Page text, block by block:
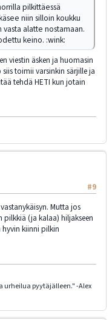
pilkittäessä
niin silloin koukku
alatte nostamaan.
keino. :wink:
viestin äsken ja huomasin
toimii varsinkin särjille ja
tehdä HETI kun jotain
#9
Mutta jos
(ja kalaa) hiljakseen
kiinni pilkin
urheilua pyytäjälleen." -Alex